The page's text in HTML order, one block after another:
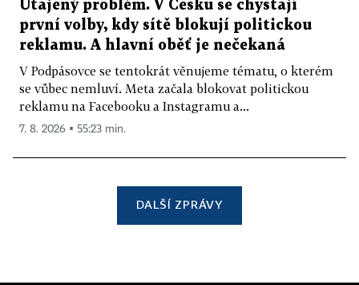
Utajený problém. V Česku se chystají
první volby, kdy sítě blokují politickou
reklamu. A hlavní oběť je nečekaná
V Podpásovce se tentokrát věnujeme tématu, o kterém
se vůbec nemluví. Meta začala blokovat politickou
reklamu na Facebooku a Instagramu a...
7. 8. 2026 ▪ 55:23 min.
DALŠÍ ZPRÁVY